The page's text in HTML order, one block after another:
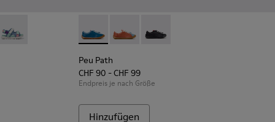
Textilsandalen für Kinder.
Mehrfarbige Sandalen aus Textil und Leder für Kinder.
007 006
Twins - K800590-004Peu Path - K800707-002 - Blaue Sneaker
Peu Path - K800707-008
Peu Path - K800707-007
Peu Path
CHF 90 - CHF 99
Endpreis je nach Größe
Hinzufügen